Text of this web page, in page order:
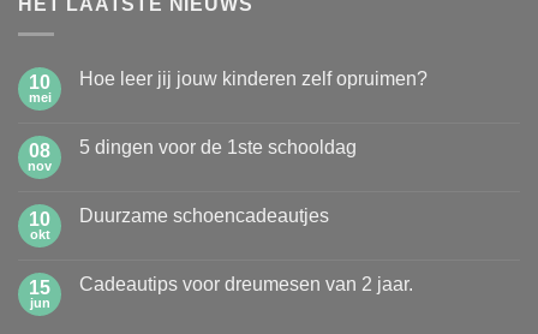
HET LAATSTE NIEUWS
10
mei
Hoe leer jij jouw kinderen zelf opruimen?
Hoe
kinderen
zelf
08
nov
5 dingen voor de 1ste schooldag
5
1ste
schooldag
10
okt
Duurzame schoencadeautjes
Duurzame
15
jun
Cadeautips voor dreumesen van 2 jaar.